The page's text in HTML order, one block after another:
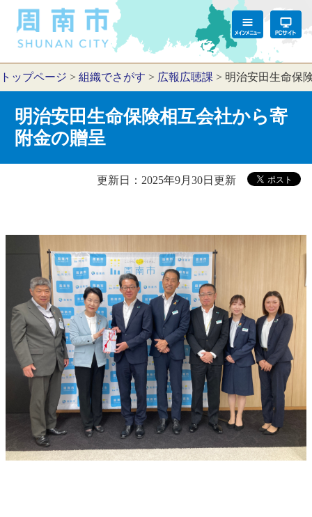
トップページ > 組織でさがす > 広報広聴課 > 明治安田生命保
明治安田生命保険相互会社から寄
附金の贈呈
更新日：2025年9月30日更新